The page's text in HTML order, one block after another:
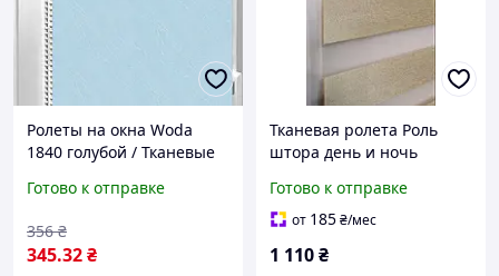
Ролеты на окна Woda
1840 голубой / Тканевые
Готово к отправке
345.32₴
356 ₴
Тканевая ролета Роль
штора день и ночь
Ролеты Рулонные шторы
День и ночь Baroque
2003
Готово к отправке
от 185₴/мес
1 110₴